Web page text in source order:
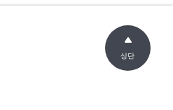
상단